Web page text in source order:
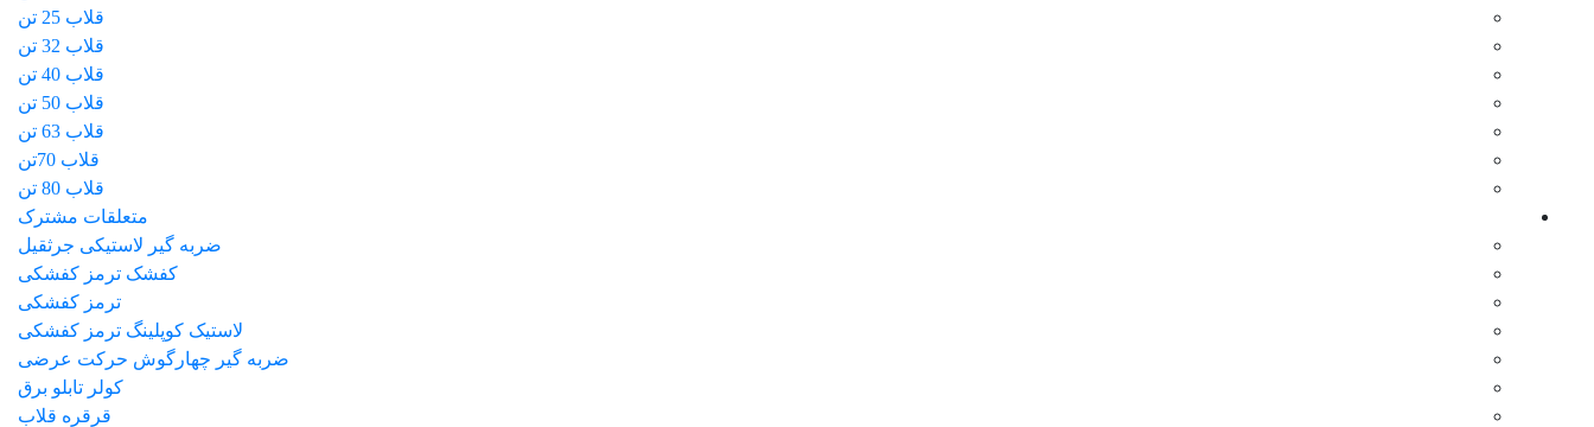
قلاب 25 تن
قلاب 32 تن
قلاب 40 تن
قلاب 50 تن
قلاب 63 تن
قلاب 70تن
قلاب 80 تن
متعلقات مشترک
ضربه گیر لاستیکی جرثقیل
کفشک ترمز کفشکی
ترمز کفشکی
لاستیک کوپلینگ ترمز کفشکی
ضربه گیر چهارگوش حرکت عرضی
کولر تابلو برق
قرقره قلاب